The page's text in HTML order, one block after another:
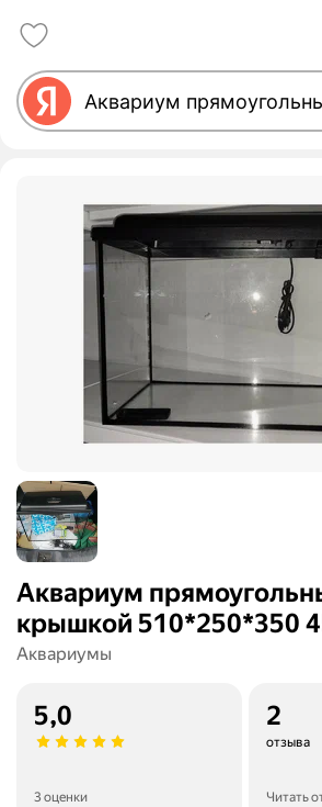
Аквариум
крышкой 510*250*350
Аквариумы
5,0
3 оценки
2
отзыва
Читать